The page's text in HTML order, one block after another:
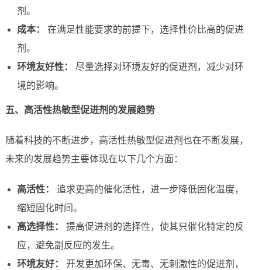
剂。
成本：
在满足性能要求的前提下，选择性价比高的促进
剂。
环境友好性：
尽量选择对环境友好的促进剂，减少对环
境的影响。
五、高活性热敏型促进剂的发展趋势
随着科技的不断进步，高活性热敏型促进剂也在不断发展，
未来的发展趋势主要体现在以下几个方面：
高活性：
追求更高的催化活性，进一步降低固化温度，
缩短固化时间。
高选择性：
提高促进剂的选择性，使其只催化特定的反
应，避免副反应的发生。
环境友好：
开发更加环保、无毒、无刺激性的促进剂，